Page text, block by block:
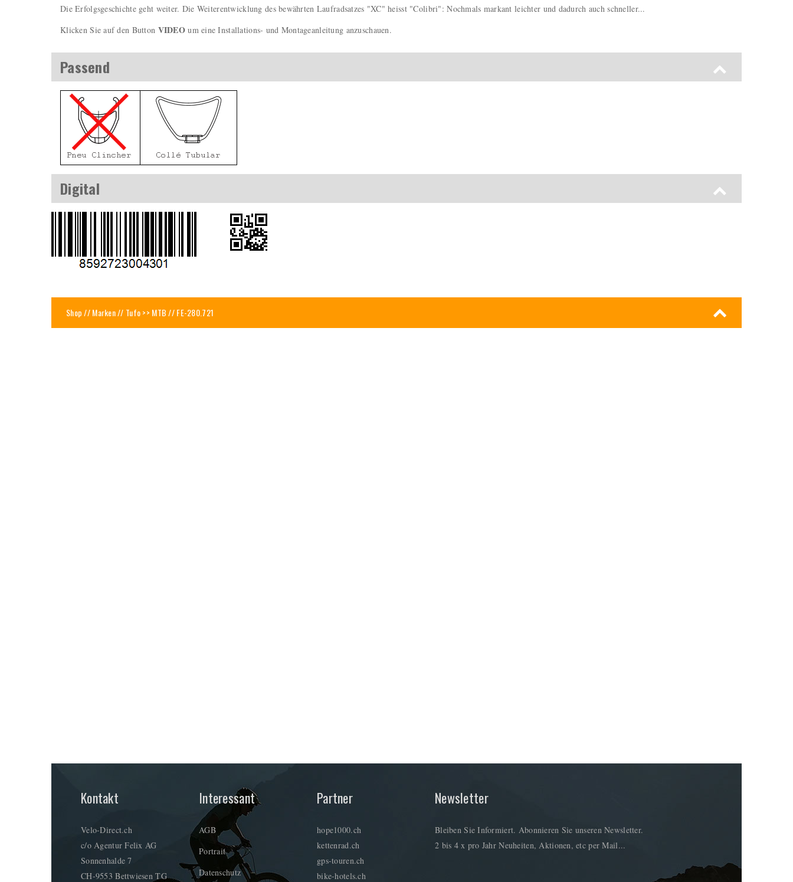
Die Erfolgsgeschichte geht weiter. Die Weiterentwicklung des bewährten Laufradsatzes "XC" heisst "Colibri": Nochmals markant leichter und dadurch auch schneller...
Klicken Sie auf den Button VIDEOum eine Installations- und Montageanleitung anzuschauen.
Passend
Digital
Shop//Marken// Tufo >> MTB// FE-280.721
Kontakt
Velo-Direct.ch
c/o Agentur Felix AG
Sonnenhalde 7
CH-9553 Bettwiesen TG
Interessant
AGB
Portrait
Datenschutz
Partner
hope1000.ch
kettenrad.ch
gps-touren.ch
bike-hotels.ch
Newsletter
Bleiben Sie Informiert. Abonnieren Sie unseren Newsletter.
2 bis 4 x pro Jahr Neuheiten, Aktionen, etc per Mail...